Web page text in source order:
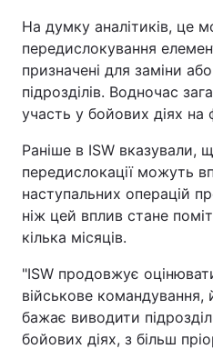
На думку аналітиків, це
передислокування
призначені для заміни
підрозділів. Водночас
участь у бойових діях на
Раніше в ISW вказували,
передислокації можуть
наступальних операцій
ніж цей вплив стане
кілька місяців.
"ISW продовжує
військове командування,
бажає виводити
бойових діях, з більш